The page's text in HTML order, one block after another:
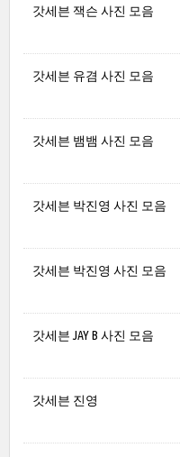
갓세븐 잭슨 사진 모음
갓세븐 유겸 사진 모음
갓세븐 뱀뱀 사진 모음
갓세븐 박진영 사진 모음
갓세븐 박진영 사진 모음
갓세븐 JAY B 사진 모음
갓세븐 진영